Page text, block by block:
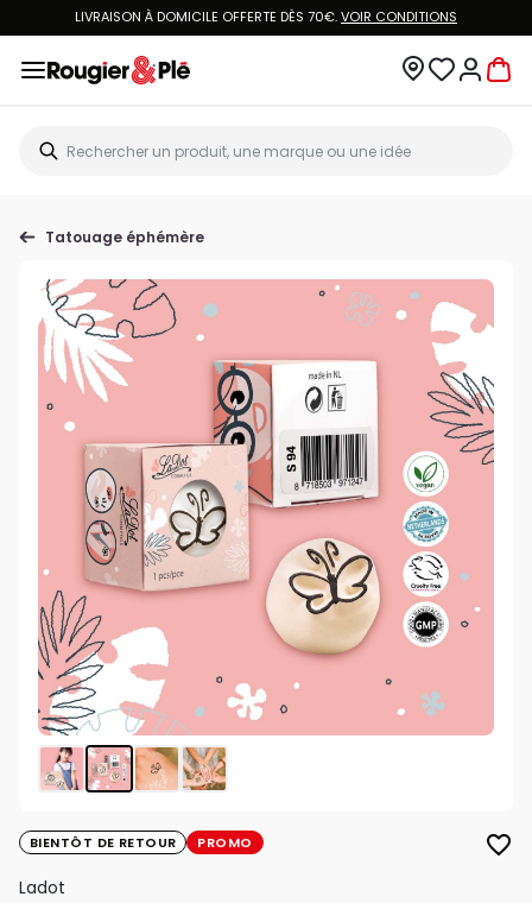
LIVRAISON À DOMICILE OFFERTE DÈS 70€.VOIR CONDITIONS
Tatouage éphémère
BIENTÔT DE RETOUR PROMO favorite_border
Ladot